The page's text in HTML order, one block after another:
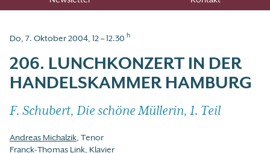
Do, 7. Oktober 2004, 12 – 12.30 h
206. LUNCHKONZERT IN DER
HANDELSKAMMER HAMBURG
F. Schubert, Die schöne Müllerin, 1. Teil
Andreas Michalzik, Tenor
Franck-Thomas Link, Klavier